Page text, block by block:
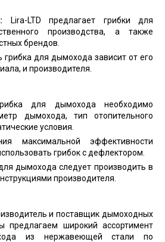
Lira-LTD предлагает грибки для
производства, а также
брендов.
грибка для дымохода зависит от его
и производителя.
для дымохода необходимо
дымохода, тип отопительного
условия.
максимальной эффективности
грибок с дефлектором.
дымохода следует производить в
производителя.
и поставщик дымоходных
предлагаем широкий ассортимент
из нержавеющей стали по